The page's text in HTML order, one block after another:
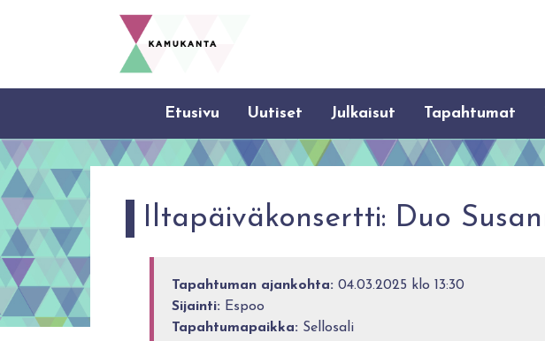
Etusivu Uutiset Julkaisut Tapahtumat
Iltapäiväkonsertti: Duo
Tapahtuman ajankohta: 04.03.2025 klo 13:30
Sijainti: Espoo
Tapahtumapaikka: Sellosali